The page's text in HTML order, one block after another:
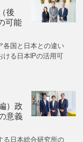
後
可能
各国と日本との違い
ける日本IPの活用可
）政
意義
る日本総合研究所の